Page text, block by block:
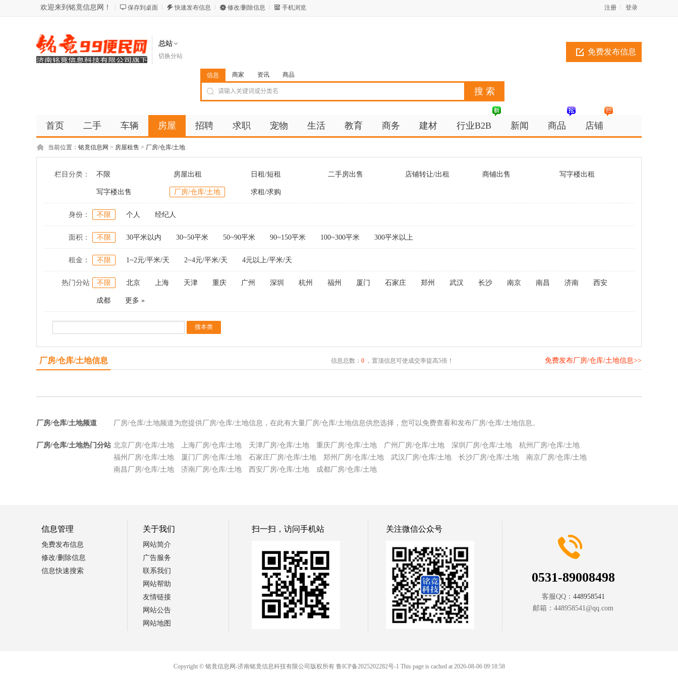
欢迎来到铭竟信息网！ 保存到桌面 快速发布信息 修改/删除信息 手机浏览 登录
注册
总站
切换分站 免费发布信息
信息 商家 资讯 商品
首页 二手 车辆 房屋 招聘 求职 宠物 生活 教育 商务 建材 行业B2B 新闻 商品 店铺
当前位置： 铭竟信息网 > 房屋租售 > 厂房/仓库/土地
栏目分类： 不限 房屋出租 日租/短租 二手房出售 店铺转让/出租 商铺出售 写字楼出租
写字楼出售 厂房/仓库/土地 求租/求购
身份： 不限 个人 经纪人
面积： 不限 30平米以内 30~50平米 50~90平米 90~150平米 100~300平米 300平米以上
租金： 不限 1~2元/平米/天 2~4元/平米/天 4元以上/平米/天
热门分站 不限 北京 上海 天津 重庆 广州 深圳 杭州 福州 厦门 石家庄 郑州 武汉 长沙 南京 南昌 济南 西安
成都 更多 »
厂房/仓库/土地信息 信息总数： 0，置顶信息可使成交率提高5倍！ 免费发布厂房/仓库/土地信息>>
厂房/仓库/土地频道 厂房/仓库/土地频道为您提供厂房/仓库/土地信息，在此有大量厂房/仓库/土地信息供您选择，您可以免费查看和发布厂房/仓库/土地信息。
厂房/仓库/土地热门分站 北京厂房/仓库/土地 上海厂房/仓库/土地 天津厂房/仓库/土地 重庆厂房/仓库/土地 广州厂房/仓库/土地 深圳厂房/仓库/土地
杭州厂房/仓库/土地
福州厂房/仓库/土地
厦门厂房/仓库/土地 石家庄厂房/仓库/土地 郑州厂房/仓库/土地 武汉厂房/仓库/土地 长沙厂房/仓库/土地
南京厂房/仓库/土地
南昌厂房/仓库/土地
济南厂房/仓库/土地 西安厂房/仓库/土地 成都厂房/仓库/土地
信息管理
免费发布信息
修改/删除信息
信息快速搜索
关于我们
网站简介
广告服务
联系我们
网站帮助
友情链接
网站公告
网站地图
扫一扫，访问手机站 关注微信公众号
0531-89008498
客服QQ： 448958541
邮箱： 448958541@qq.com
Copyright © 铭竟信息网-济南铭竟信息科技有限公司版权所有 鲁ICP备2025202282号-1 This page is cached at 2026-08-06 09:18:58